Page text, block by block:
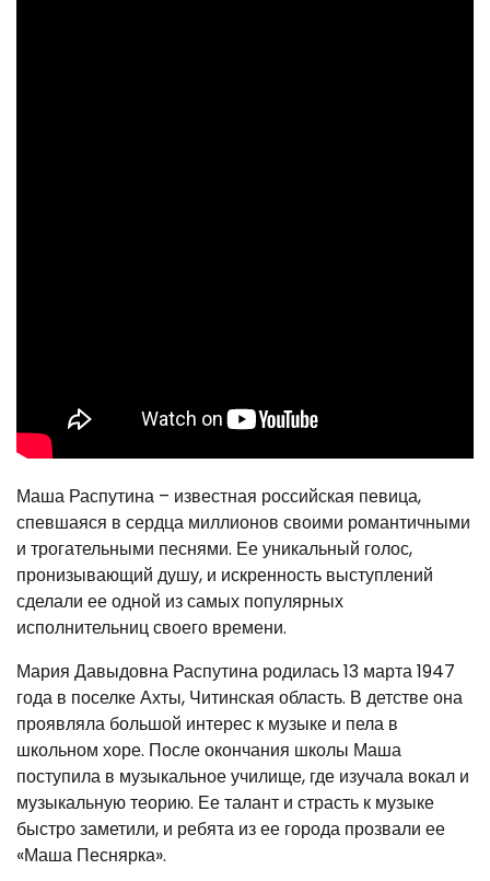
Маша Распутина – известная российская певица,
спевшаяся в сердца миллионов своими романтичными
и трогательными песнями. Ее уникальный голос,
пронизывающий душу, и искренность выступлений
сделали ее одной из самых популярных
исполнительниц своего времени.
Мария Давыдовна Распутина родилась 13 марта 1947
года в поселке Ахты, Читинская область. В детстве она
проявляла большой интерес к музыке и пела в
школьном хоре. После окончания школы Маша
поступила в музыкальное училище, где изучала вокал и
музыкальную теорию. Ее талант и страсть к музыке
быстро заметили, и ребята из ее города прозвали ее
«Маша Песнярка».